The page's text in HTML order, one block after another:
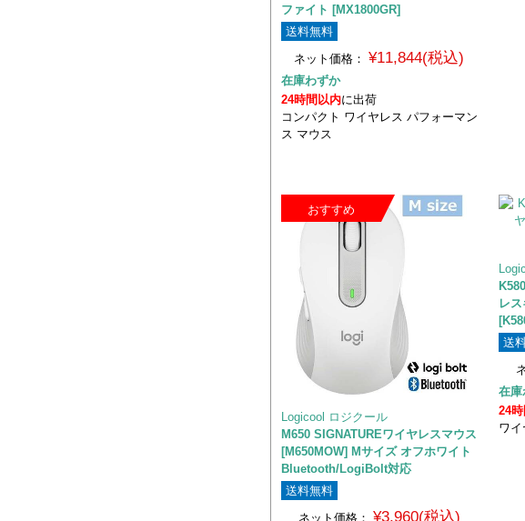
ファイト [MX1800GR]
送料無料
ネット価格：
¥11,844(税込)
在庫わずか
24時間以内に出荷
コンパクト ワイヤレス パフォーマン
ス マウス
おすすめ
Logicool ロジクール
M650 SIGNATUREワイヤレスマウス
[M650MOW] Mサイズ オフホワイト
Bluetooth/LogiBolt対応
送料無料
ネット価格： ¥3,960(税込)
レ
送
在庫
24
ワ